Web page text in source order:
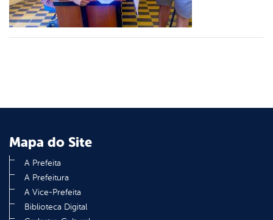
Mapa do Site
A Prefeita
A Prefeitura
A Vice-Prefeita
Biblioteca Digital